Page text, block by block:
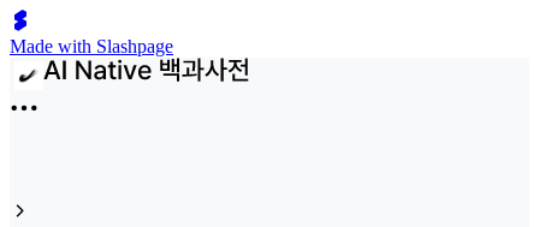
Made with Slashpage